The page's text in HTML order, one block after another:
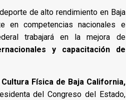
de alto rendimiento en Baja
en competencias nacionales e
trabajará en la mejora de
y capacitación de
Física de Baja California,
del Congreso del Estado,